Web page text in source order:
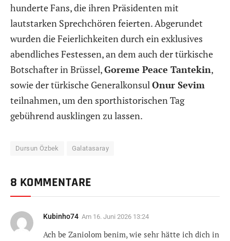
hunderte Fans, die ihren Präsidenten mit
lautstarken Sprechchören feierten. Abgerundet
wurden die Feierlichkeiten durch ein exklusives
abendliches Festessen, an dem auch der türkische
Botschafter in Brüssel,Goreme Peace Tantekin,
sowie der türkische Generalkonsul Onur Sevim
teilnahmen, um den sporthistorischen Tag
gebührend ausklingen zu lassen.
Dursun Özbek Galatasaray
8 KOMMENTARE
Kubinho74 Am 16. Juni 2026 13:24
Ach be Zaniolom benim, wie sehr hätte ich dich in